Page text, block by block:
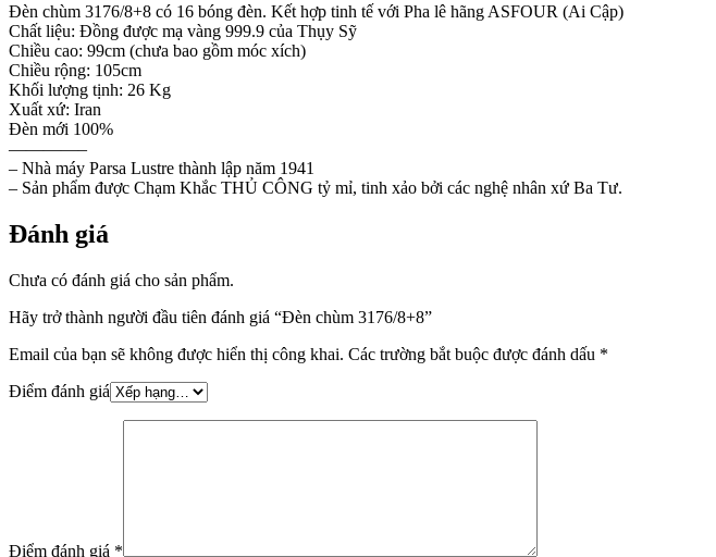
Đèn chùm 3176/8+8 có 16 bóng đèn. Kết hợp tinh tế với Pha lê hãng ASFOUR (Ai Cập)
Chất liệu: Đồng được mạ vàng 999.9 của Thụy Sỹ
Chiều cao: 99cm (chưa bao gồm móc xích)
Chiều rộng: 105cm
Khối lượng tịnh: 26 Kg
Xuất xứ: Iran
Đèn mới 100%
————–
– Nhà máy Parsa Lustre thành lập năm 1941
– Sản phẩm được Chạm Khắc THỦ CÔNG tỷ mỉ, tinh xảo bởi các nghệ nhân xứ Ba Tư.
Đánh giá
Chưa có đánh giá cho sản phẩm.
Hãy trở thành người đầu tiên đánh giá “Đèn chùm 3176/8+8”
Email của bạn sẽ không được hiển thị công khai. Các trường bắt buộc được đánh dấu *
Điểm đánh giá
Điểm đánh giá *